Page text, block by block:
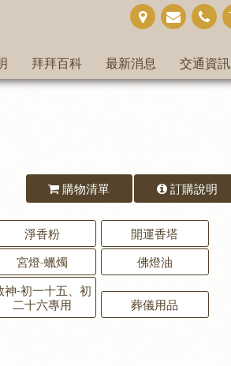
拜拜百科 最新消息 交通資訊
購物清單 訂購說明
淨香粉
開運香塔
宮燈-蠟燭 佛燈油
神-初一十五、初
二十六專用
葬儀用品